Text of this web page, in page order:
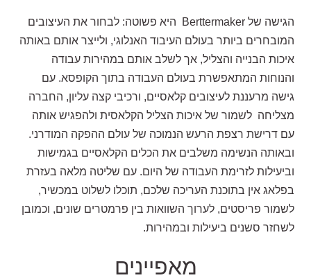
הגישה של Berttermaker
היא פשוטה: לבחור את העיצובים
המובחרים ביותר בעולם העיבוד האנלוגי, ולייצר אותם באותה
איכות הבנייה והצליל, אך לשלב אותם במהירות עבודה
והנוחות המתאפשרת בעולם העבודה בתוך הקופסא. עם
גישה מרעננת לעיצובים קלאסיים, ורכיבי קצה עליון, החברה
מצליחה לשמור של איכות הצליל הקלאסית ולהפגיש אותה
עם דרישת רצפת הרעש הנמוכה של עולם ההפקה המודרני.
ובאותה הנשימה משלבים את הכלים הקלאסיים בגמישות
וביעילות לזרימת העבודה של היום. עם שליטה מלאה בעזרת
בפלאג אין בתוכנת העריכה שלכם, תוכלו לשלוט במכשיר,
לשמור פריסטים, לערוך השוואות בין פרמטרים שונים, וכמובן
לשחזר סשנים ביעילות ובמהירות.
מאפיינים